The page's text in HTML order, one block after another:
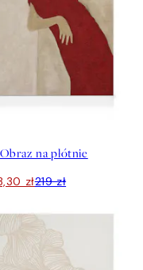
na płótnie
zł219 zł